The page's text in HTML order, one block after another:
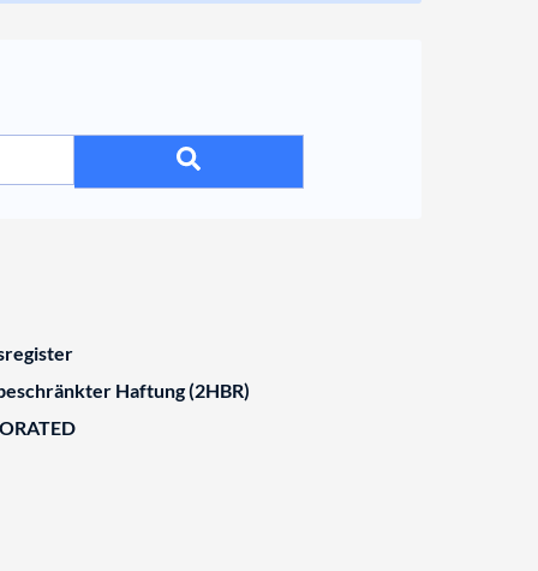
Haftung (2HBR)